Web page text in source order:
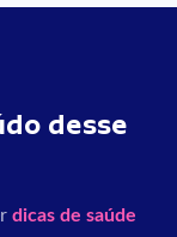
desse
dicas de saúde